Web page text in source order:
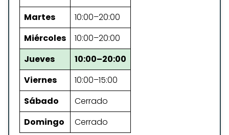
Martes
10:00–20:00
Miércoles
10:00–20:00
Jueves
10:00–20:00
Viernes
10:00–15:00
Sábado
Cerrado
Domingo
Cerrado